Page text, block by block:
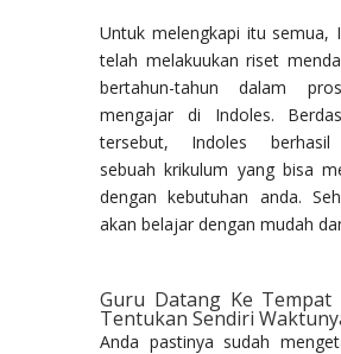
Untuk melengkapi itu semua,
telah melakuukan riset
bertahun-tahun dalam
mengajar di Indoles.
tersebut, Indoles berhasil
sebuah krikulum yang bisa
dengan kebutuhan anda.
akan belajar dengan mudah
Guru Datang Ke Tempat
Tentukan Sendiri
Anda pastinya sudah